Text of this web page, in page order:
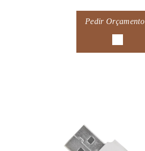
Pedir Orçamento